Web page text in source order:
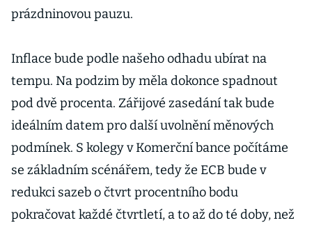
prázdninovou pauzu.
Inflace bude podle našeho odhadu ubírat na
tempu. Na podzim by měla dokonce spadnout
pod dvě procenta. Zářijové zasedání tak bude
ideálním datem pro další uvolnění měnových
podmínek. S kolegy v Komerční bance počítáme
se základním scénářem, tedy že ECB bude v
redukci sazeb o čtvrt procentního bodu
pokračovat každé čtvrtletí, a to až do té doby, než